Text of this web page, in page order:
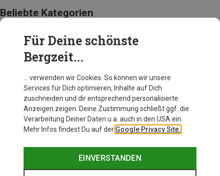
Beliebte Kategorien
AUSRÜSTUNG
Für Deine schönste
Bergzeit...
… verwenden wir Cookies. So können wir unsere
Services für Dich optimieren, Inhalte auf Dich
zuschneiden und dir entsprechend personalisierte
Anzeigen zeigen. Deine Zustimmung schließt ggf. die
Verarbeitung Deiner Daten u.a. auch in den USA ein.
Mehr Infos findest Du auf der Google Privacy Site.
EINVERSTANDEN